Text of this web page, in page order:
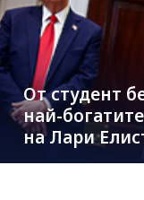
От студент
най-
на Лари